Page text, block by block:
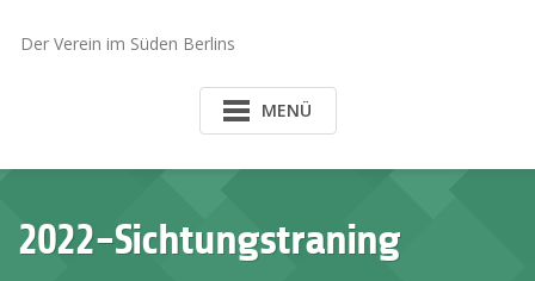
Der Verein im Süden Berlins
MENÜ
2022-Sichtungstraning